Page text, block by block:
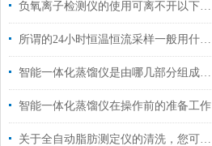
负氧离子检测仪的使用可离不开以下维护
所谓的24小时恒温恒流采样一般用什么仪器？
智能一体化蒸馏仪是由哪几部分组成的呢？
智能一体化蒸馏仪在操作前的准备工作
关于全自动脂肪测定仪的清洗，您可知晓？